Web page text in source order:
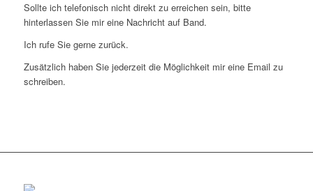
Sollte ich telefonisch nicht direkt zu erreichen sein, bitte
hinterlassen Sie mir eine Nachricht auf Band.
Ich rufe Sie gerne zurück.
Zusätzlich haben Sie jederzeit die Möglichkeit mir eine Email zu
schreiben.